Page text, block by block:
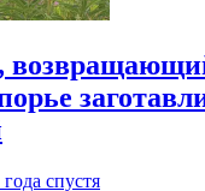
года спустя